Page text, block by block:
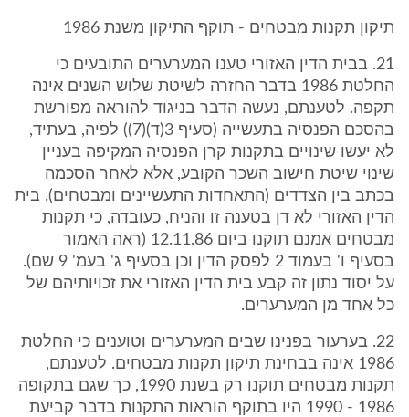
תיקון תקנות מבטחים - תוקף התיקון משנת 1986
21. בבית הדין האזורי טענו המערערים התובעים כי
החלטת 1986 בדבר החזרה לשיטת שלוש השנים אינה
תקפה. לטענתם, נעשה הדבר בניגוד להוראה מפורשת
בהסכם הפנסיה בתעשייה (סעיף 3(ד)(7)) לפיה, בעתיד,
לא יעשו שינויים בתקנות קרן הפנסיה המקיפה בעניין
שינוי שיטת חישוב השכר הקובע, אלא לאחר הסכמה
בכתב בין הצדדים (התאחדות התעשיינים ומבטחים). בית
הדין האזורי לא דן בטענה זו והניח, כעובדה, כי תקנות
מבטחים אמנם תוקנו ביום 12.11.86 (ראה האמור
בסעיף ו' בעמוד 2 לפסק הדין וכן בסעיף ג' בעמ' 9 שם).
על יסוד נתון זה קבע בית הדין האזורי את זכויותיהם של
כל אחד מן המערערים.
22. בערעור בפנינו שבים המערערים וטוענים כי החלטת
1986 אינה בבחינת תיקון תקנות מבטחים. לטענתם,
תקנות מבטחים תוקנו רק בשנת 1990, כך שגם בתקופה
1986 - 1990 היו בתוקף הוראות התקנות בדבר קביעת